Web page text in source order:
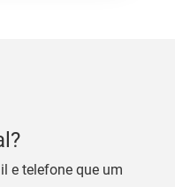
e telefone que um